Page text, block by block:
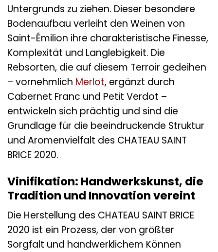
Untergrunds zu ziehen. Dieser besondere
Bodenaufbau verleiht den Weinen von
Saint-Émilion ihre charakteristische Finesse,
Komplexität und Langlebigkeit. Die
Rebsorten, die auf diesem Terroir gedeihen
– vornehmlich Merlot, ergänzt durch
Cabernet Franc und Petit Verdot –
entwickeln sich prächtig und sind die
Grundlage für die beeindruckende Struktur
und Aromenvielfalt des CHATEAU SAINT
BRICE 2020.
Vinifikation: Handwerkskunst, die
Tradition und Innovation vereint
Die Herstellung des CHATEAU SAINT BRICE
2020 ist ein Prozess, der von größter
Sorgfalt und handwerklichem Können